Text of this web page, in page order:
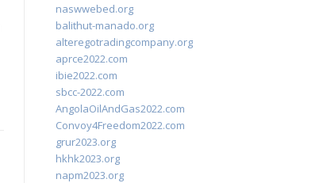
naswwebed.org
balithut-manado.org
alteregotradingcompany.org
aprce2022.com
ibie2022.com
sbcc-2022.com
AngolaOilAndGas2022.com
Convoy4Freedom2022.com
grur2023.org
hkhk2023.org
napm2023.org